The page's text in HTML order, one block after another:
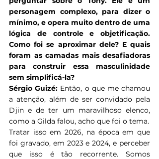
personagem complexo, para dizer o
mínimo, e opera muito dentro de uma
lógica de controle e objetificação.
Como foi se aproximar dele? E quais
foram as camadas mais desafiadoras
para construir essa masculinidade
sem simplificá-la?
Sérgio Guizé: Então, o que me chamou
a atenção, além de ser convidado pela
Djin e de ter um maravilhoso elenco,
como a Gilda falou, acho que foi o tema.
Tratar isso em 2026, na época em que
foi gravado, em 2023 e 2024, e perceber
que isso é tão recorrente. Somos